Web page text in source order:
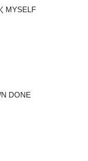
MYSELF
DONE